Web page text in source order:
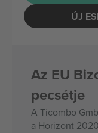
ÚJ
Az EU
pecsétje
A Ticombo
a Horizont